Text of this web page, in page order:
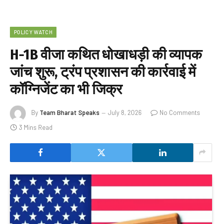
POLICY WATCH
H-1B वीजा कथित धोखाधड़ी की व्यापक
जांच शुरू, ट्रंप प्रशासन की कार्रवाई में
कॉग्निजेंट का भी जिक्र
By Team Bharat Speaks July 8, 2026
No Comments
3 Mins Read